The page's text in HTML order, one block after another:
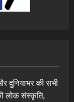
दुनियाभर की सभी
लोक संस्कृति,